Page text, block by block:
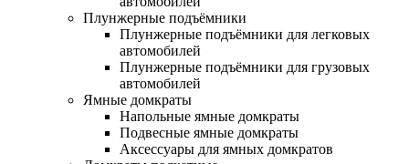
Плунжерные подъёмники
Плунжерные подъёмники для легковых
автомобилей
Плунжерные подъёмники для грузовых
автомобилей
Ямные домкраты
Напольные ямные домкраты
Подвесные ямные домкраты
Аксессуары для ямных домкратов